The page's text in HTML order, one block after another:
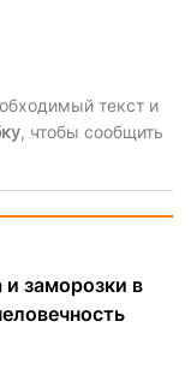
текст и
, чтобы сообщить
и заморозки в